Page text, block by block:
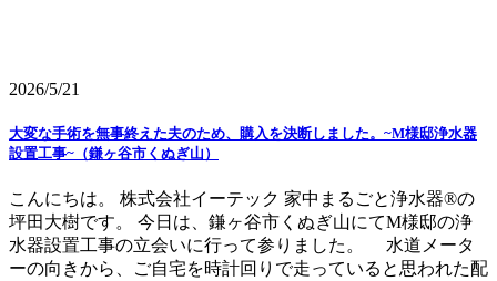
2026/5/21
大変な手術を無事終えた夫のため、購入を決断しました。~M様邸浄水器
設置工事~（鎌ヶ谷市くぬぎ山）
こんにちは。 株式会社イーテック 家中まるごと浄水器®の
坪田大樹です。 今日は、鎌ヶ谷市くぬぎ山にてM様邸の浄
水器設置工事の立会いに行って参りました。 水道メータ
ーの向きから、ご自宅を時計回りで走っていると思われた配